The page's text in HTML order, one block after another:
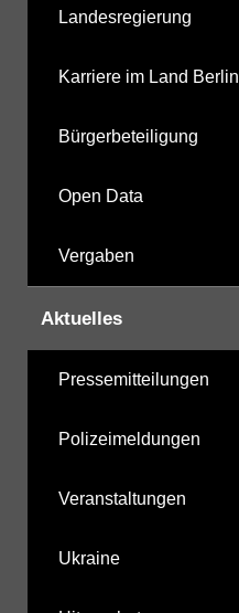
Landesregierung
Karriere im Land Berlin
Bürgerbeteiligung
Open Data
Vergaben
Aktuelles
Pressemitteilungen
Polizeimeldungen
Veranstaltungen
Ukraine